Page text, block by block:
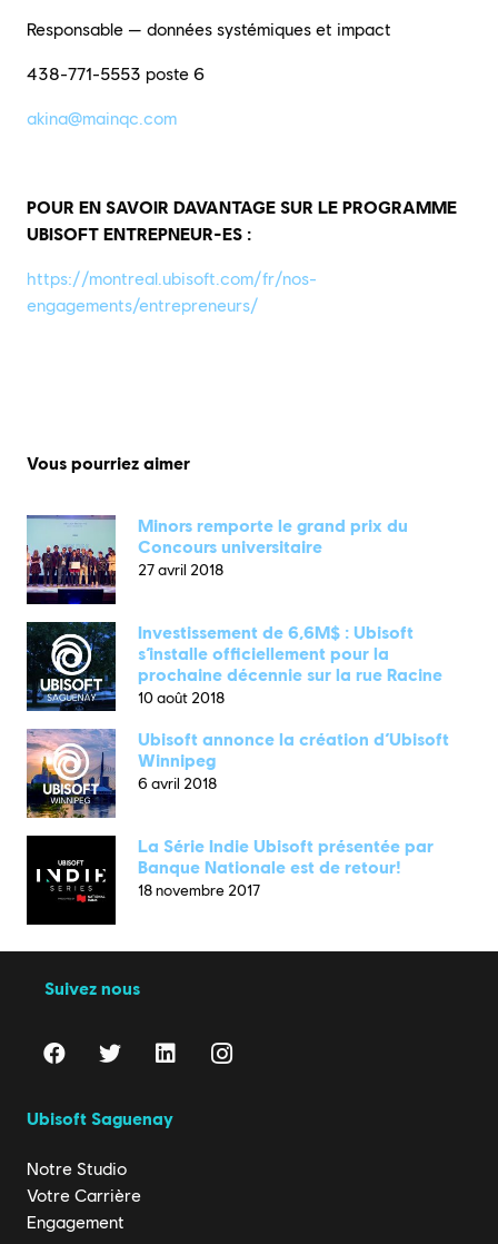
Responsable — données systémiques et impact
438-771-5553 poste 6
akina@mainqc.com
POUR EN SAVOIR DAVANTAGE SUR LE PROGRAMME
UBISOFT ENTREPNEUR-ES :
https://montreal.ubisoft.com/fr/nos-
engagements/entrepreneurs/
Vous pourriez aimer
Minors remporte le grand prix du
Concours universitaire
27 avril 2018
Investissement de 6,6M$ : Ubisoft
s’installe officiellement pour la
prochaine décennie sur la rue Racine
10 août 2018
Ubisoft annonce la création d’Ubisoft
Winnipeg
6 avril 2018
La Série Indie Ubisoft présentée par
Banque Nationale est de retour!
18 novembre 2017
Suivez nous
Ubisoft Saguenay
Notre Studio
Votre Carrière
Engagement